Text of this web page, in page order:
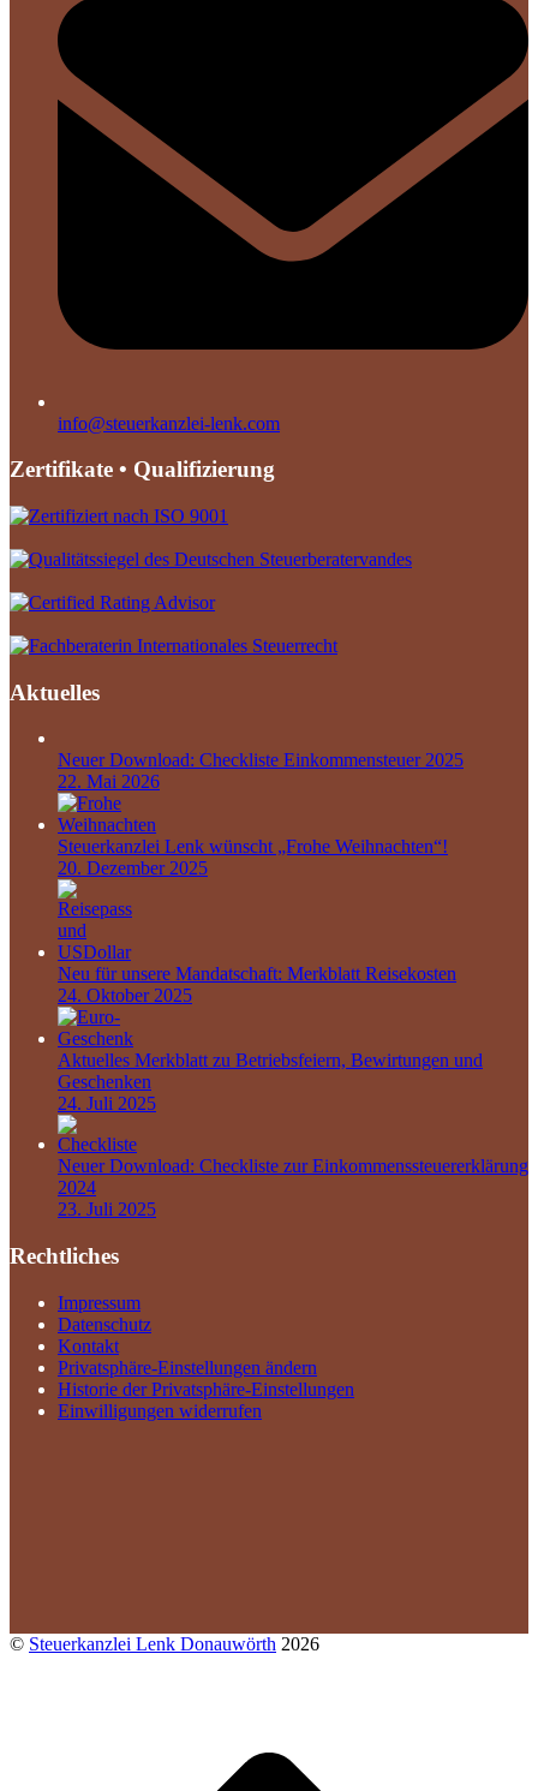
info@steuerkanzlei-lenk.com
Zertifikate • Qualifizierung
Aktuelles
Neuer Download: Checkliste Einkommensteuer 2025
22. Mai 2026
Steuerkanzlei Lenk wünscht „Frohe Weihnachten“!
20. Dezember 2025
Neu für unsere Mandatschaft: Merkblatt Reisekosten
24. Oktober 2025
Aktuelles Merkblatt zu Betriebsfeiern, Bewirtungen und
Geschenken
24. Juli 2025
Neuer Download: Checkliste zur Einkommenssteuererklärung
2024
23. Juli 2025
Rechtliches
Impressum
Datenschutz
Kontakt
Privatsphäre-Einstellungen ändern
Historie der Privatsphäre-Einstellungen
Einwilligungen widerrufen
© Steuerkanzlei Lenk Donauwörth 2026